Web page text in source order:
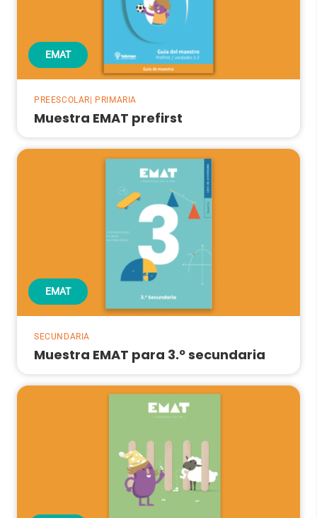
EMAT
PREESCOLAR| PRIMARIA
Muestra EMAT prefirst
EMAT
SECUNDARIA
Muestra EMAT para 3.º secundaria